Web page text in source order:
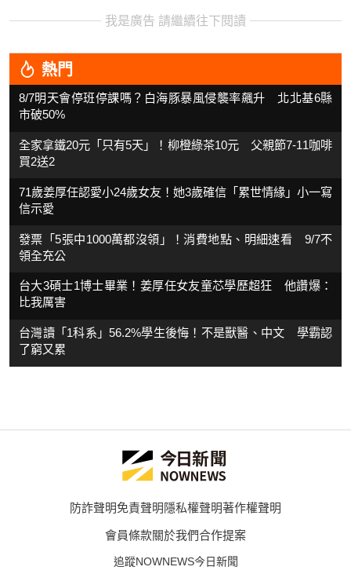
我是廣告 請繼續往下閱讀
熱門
8/7明天會停班停課嗎？白海豚暴風侵襲率飆升 北北基6縣
市破50%
全家拿鐵20元「只有5天」！柳橙綠茶10元 父親節7-11咖啡
買2送2
71歲姜厚任認愛小24歲女友！她3歲確信「累世情緣」小一寫
信示愛
發票「5張中1000萬都沒領」！消費地點、明細速看 9/7不
領全充公
台大3碩士1博士畢業！姜厚任女友童芯學歷超狂 他讚爆：
比我厲害
台灣讀「1科系」56.2%學生後悔！不是獸醫、中文 學霸認
了窮又累
防詐聲明免責聲明隱私權聲明著作權聲明
會員條款關於我們合作提案
追蹤NOWNEWS今日新聞